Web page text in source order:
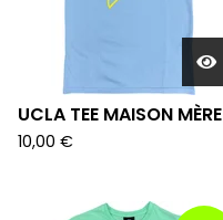
UCLA TEE MAISON MÈRE
10,00 €